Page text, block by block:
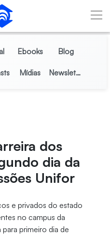
Ebooks Blog
Mídias Newsletter
dos
dia da
Unifor
e privados do estado
no campus da
primeiro dia de